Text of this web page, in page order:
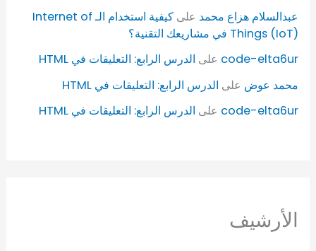
عبدالسلام هزاع محمد على
كيفية استخدام الـ Internet of
Things (IoT) في مشاريعك التقنية؟
code-elta6ur على الدرس الرابع: التعليقات في HTML
محمد عوض على الدرس الرابع: التعليقات في HTML
code-elta6ur على الدرس الرابع: التعليقات في HTML
الأرشيف